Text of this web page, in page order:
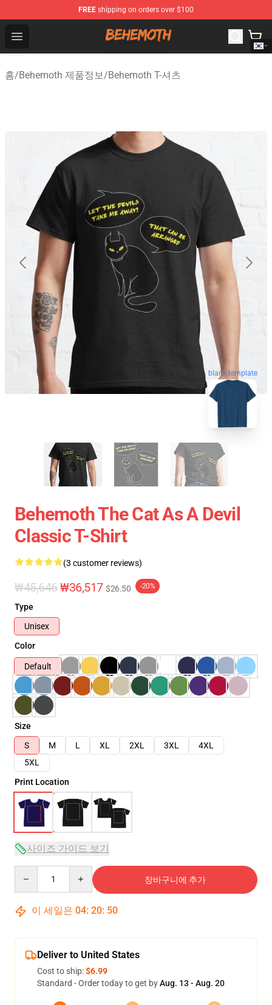
FREE shipping on orders over $100
Open menu
Behemoth Store - Official Behemoth Merchandise Shop
홈/Behemoth 제품정보/Behemoth T-셔츠
blank template
Behemoth The Cat As A Devil
Classic T-Shirt
(3 customer reviews)
₩45,646₩36,517 $26.50 -20%
Type
Unisex
Color
Default
Size
S
M L XL 2XL 3XL
4XL
5XL
Print Location
사이즈 가이드 보기
장바구니에 추가
이 세일은 04: 20: 49
Deliver to United States
Cost to ship:$6.99
Standard - Order today to get byAug. 13 - Aug. 20